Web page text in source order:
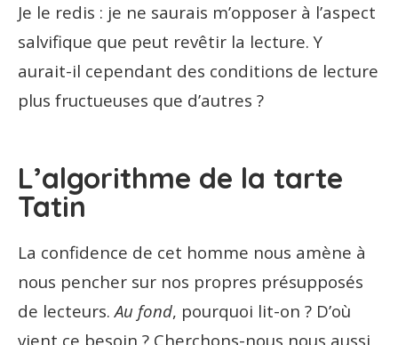
Je le redis : je ne saurais m’opposer à l’aspect
salvifique que peut revêtir la lecture. Y
aurait-il cependant des conditions de lecture
plus fructueuses que d’autres ?
L’algorithme de la tarte
Tatin
La confidence de cet homme nous amène à
nous pencher sur nos propres présupposés
de lecteurs.Au fond, pourquoi lit-on ? D’où
vient ce besoin ? Cherchons-nous nous aussi